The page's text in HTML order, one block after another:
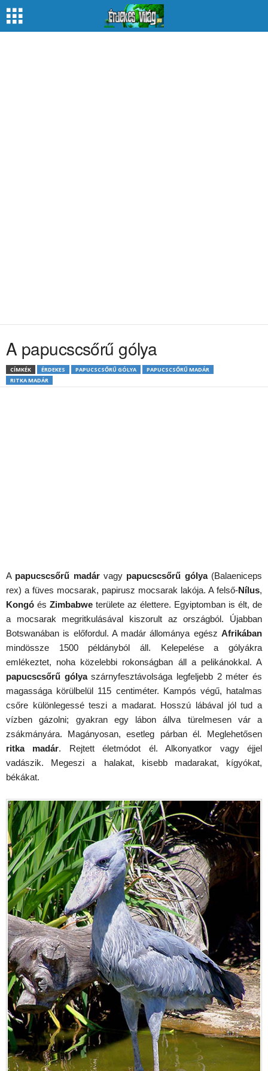
A papucscsőrű gólya
CÍMKÉK ÉRDEKES PAPUCSCSŐRŰ GÓLYA
PAPUCSCSŐRŰ MADÁR
RITKA MADÁR
A papucscsőrű madárvagy papucscsőrű gólya(Balaeniceps
rex) a füves mocsarak, papirusz mocsarak lakója. A felső-Nílus,
Kongó és Zimbabwe területe az élettere. Egyiptomban is élt, de
a mocsarak megritkulásával kiszorult az országból. Újabban
Botswanában is előfordul. A madár állománya egész Afrikában
mindössze 1500 példányból áll. Kelepelése a gólyákra
emlékeztet, noha közelebbi rokonságban áll a pelikánokkal. A
papucscsőrű gólyaszárnyfesztávolsága legfeljebb 2 méter és
magassága körülbelül 115 centiméter. Kampós végű, hatalmas
csőre különlegessé teszi a madarat. Hosszú lábával jól tud a
vízben gázolni; gyakran egy lábon állva türelmesen vár a
zsákmányára. Magányosan, esetleg párban él. Meglehetősen
ritka madár. Rejtett életmódot él. Alkonyatkor vagy éjjel
vadászik. Megeszi a halakat, kisebb madarakat, kígyókat,
békákat.